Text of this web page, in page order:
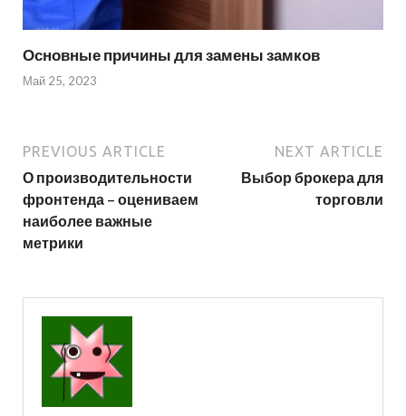
Основные причины для замены замков
Май 25, 2023
PREVIOUS ARTICLE
О производительности
фронтенда – оцениваем
наиболее важные
метрики
NEXT ARTICLE
Выбор брокера для
торговли